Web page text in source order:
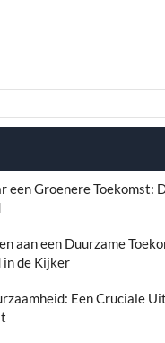
een Groenere Toekomst:
aan een Duurzame
in de Kijker
Een Cruciale